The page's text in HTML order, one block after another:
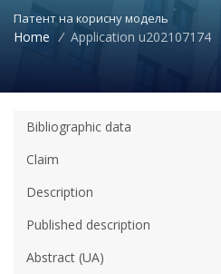
Патент на корисну модель
Home / Application u202107174
Bibliographic data
Claim
Description
Published description
Abstract (UA)